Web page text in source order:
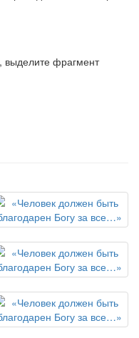
выделите фрагмент